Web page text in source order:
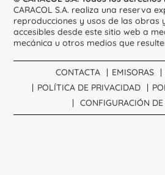
CARACOL S.A. realiza una reserva
reproducciones y usos de las obras
accesibles desde este sitio web a
mecánica u otros medios que
CONTACTA EMISORAS
POLÍTICA DE PRIVACIDAD
CONFIGURACIÓN